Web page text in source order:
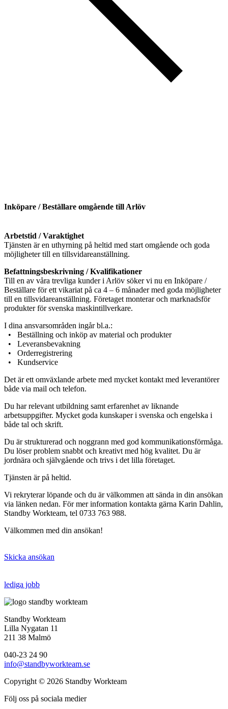
Inköpare / Beställare omgående till Arlöv
Arbetstid / Varaktighet
Tjänsten är en uthyrning på heltid med start omgående och goda
möjligheter till en tillsvidareanställning.
Befattningsbeskrivning / Kvalifikationer
Till en av våra trevliga kunder i Arlöv söker vi nu en Inköpare /
Beställare för ett vikariat på ca 4 – 6 månader med goda möjligheter
till en tillsvidareanställning. Företaget monterar och marknadsför
produkter för svenska maskintillverkare.
I dina ansvarsområden ingår bl.a.:
• Beställning och inköp av material och produkter
• Leveransbevakning
• Orderregistrering
• Kundservice
Det är ett omväxlande arbete med mycket kontakt med leverantörer
både via mail och telefon.
Du har relevant utbildning samt erfarenhet av liknande
arbetsuppgifter. Mycket goda kunskaper i svenska och engelska i
både tal och skrift.
Du är strukturerad och noggrann med god kommunikationsförmåga.
Du löser problem snabbt och kreativt med hög kvalitet. Du är
jordnära och självgående och trivs i det lilla företaget.
Tjänsten är på heltid.
Vi rekryterar löpande och du är välkommen att sända in din ansökan
via länken nedan. För mer information kontakta gärna Karin Dahlin,
Standby Workteam, tel 0733 763 988.
Välkommen med din ansökan!
Skicka ansökan
lediga jobb
Standby Workteam
Lilla Nygatan 11
211 38 Malmö
040-23 24 90
info@standbyworkteam.se
Copyright © 2026 Standby Workteam
Följ oss på sociala medier